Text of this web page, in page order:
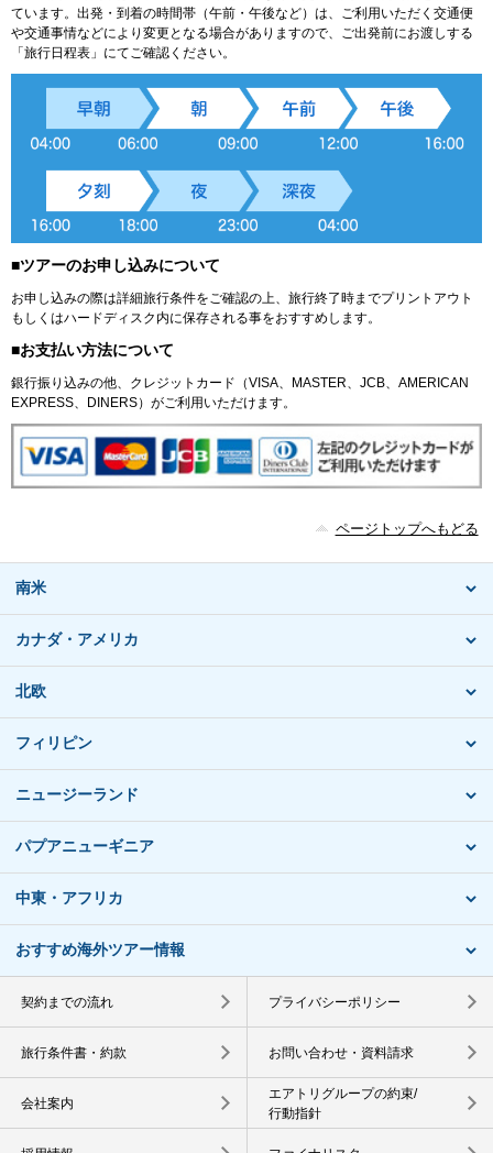
ています。出発・到着の時間帯（午前・午後など）は、ご利用いただく交通便
や交通事情などにより変更となる場合がありますので、ご出発前にお渡しする
「旅行日程表」にてご確認ください。
■ツアーのお申し込みについて
お申し込みの際は詳細旅行条件をご確認の上、旅行終了時までプリントアウト
もしくはハードディスク内に保存される事をおすすめします。
■お支払い方法について
銀行振り込みの他、クレジットカード（VISA、MASTER、JCB、AMERICAN
EXPRESS、DINERS）がご利用いただけます。
ページトップへもどる
南米
カナダ・アメリカ
北欧
フィリピン
ニュージーランド
パプアニューギニア
中東・アフリカ
おすすめ海外ツアー情報
契約までの流れ プライバシーポリシー
旅行条件書・約款 お問い合わせ・資料請求
会社案内
エアトリグループの約束/
行動指針